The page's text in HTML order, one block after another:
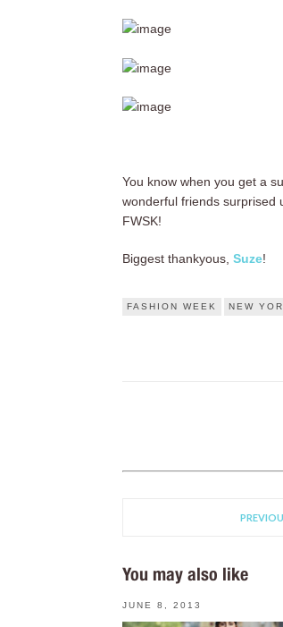
You know when you get a
wonderful friends surprised
FWSK!
Biggest thankyous, Suze!
FASHION WEEK NEW
You may also like
JUNE 8, 2013